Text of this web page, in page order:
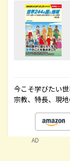
今こそ学びたい
宗教、特長、現
AD